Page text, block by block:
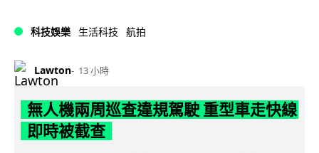
科技娛樂 生活科技 航拍
Lawton 13 小時
無人機兩周巡查違規駕駛 重型車走快線
即時被截查